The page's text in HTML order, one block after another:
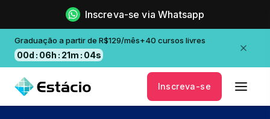
Inscreva-se via Whatsapp
Graduação a partir de R$129/mês+40 cursos livres
00d : 06h : 21m : 04s
Inscreva-se